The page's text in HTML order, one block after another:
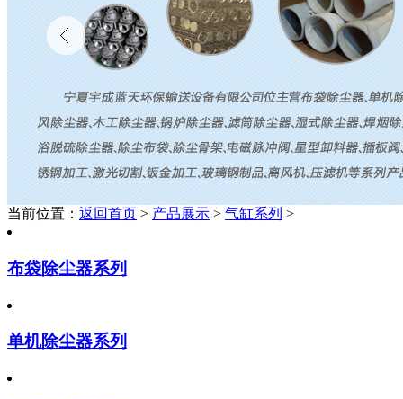
当前位置： 返回首页 > 产品展示 > 气缸系列 >
布袋除尘器系列
单机除尘器系列